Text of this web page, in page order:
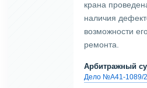
крана
наличия
возможности
ремонта.
Арбитражный
Дело №А41-1089/